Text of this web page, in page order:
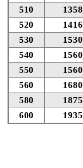
510
1358
520
1416
530
1530
540
1560
550
1560
560
1680
580
1875
600
1935